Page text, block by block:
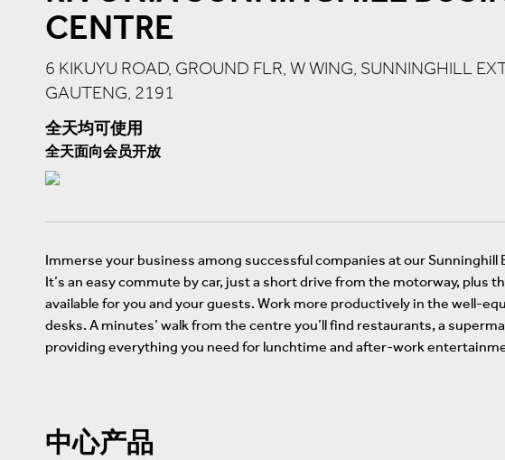
CENTRE
6 KIKUYU ROAD, GROUND FLR, W WING, SUNNINGHILL
GAUTENG, 2191
全天均可使用
全天面向会员开放
Immerse your business among successful companies at our Sunninghill
It’s an easy commute by car, just a short drive from the motorway, plus
available for you and your guests. Work more productively in the well-
desks. A minutes’ walk from the centre you’ll find restaurants, a
providing everything you need for lunchtime and after-work
中心产品